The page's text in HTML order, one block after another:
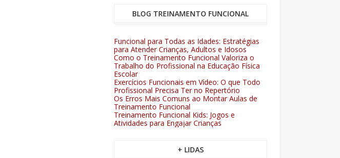
BLOG TREINAMENTO FUNCIONAL
Funcional para Todas as Idades: Estratégias
para Atender Crianças, Adultos e Idosos
Como o Treinamento Funcional Valoriza o
Trabalho do Profissional na Educação Física
Escolar
Exercícios Funcionais em Vídeo: O que Todo
Profissional Precisa Ter no Repertório
Os Erros Mais Comuns ao Montar Aulas de
Treinamento Funcional
Treinamento Funcional Kids: Jogos e
Atividades para Engajar Crianças
+ LIDAS